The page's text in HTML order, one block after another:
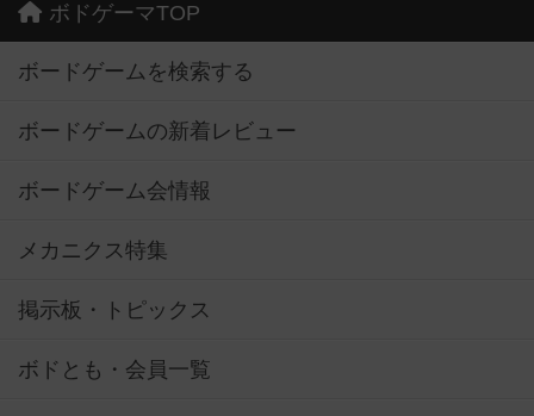
ボドゲーマTOP
ボードゲームを検索する
ボードゲームの新着レビュー
ボードゲーム会情報
メカニクス特集
掲示板・トピックス
ボドとも・会員一覧